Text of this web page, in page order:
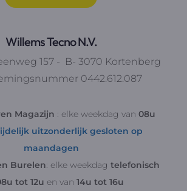
Willems Tecno N.V.
157 - B- 3070 Kortenberg
0442.612.087
Magazijn : elke weekdag van 08u
uitzonderlijk gesloten op
maandagen
Burelen: elke weekdag telefonisch
tot 12u en van 14u tot 16u